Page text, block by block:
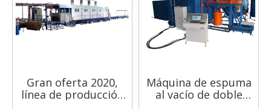
Gran oferta 2020,
línea de producción
Máquina de espuma
al vacío de doble